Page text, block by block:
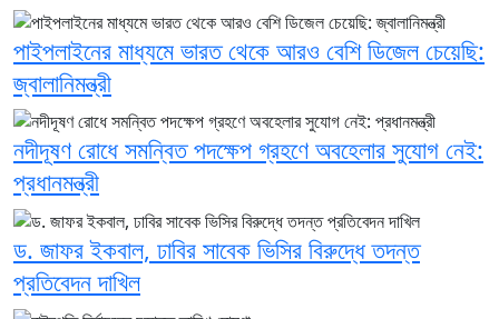
পাইপলাইনের মাধ্যমে ভারত থেকে আরও বেশি ডিজেল চেয়েছি:
জ্বালানিমন্ত্রী
নদীদূষণ রোধে সমন্বিত পদক্ষেপ গ্রহণে অবহেলার সুযোগ নেই:
প্রধানমন্ত্রী
ড. জাফর ইকবাল, ঢাবির সাবেক ভিসির বিরুদ্ধে তদন্ত
প্রতিবেদন দাখিল